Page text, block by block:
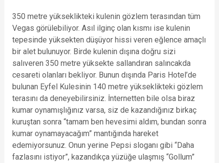
350 metre yükseklikteki kulenin gözlem terasından tüm
Vegas görülebiliyor. Asıl ilginç olan kısmı ise kulenin
tepesinde yüksekten düşüyor hissi veren eğlence amaçlı
bir alet bulunuyor. Birde kulenin dışına doğru sizi
salıveren 350 metre yüksekte sallandıran salıncakda
cesareti olanları bekliyor. Bunun dışında Paris Hotel’de
bulunan Eyfel Kulesinin 140 metre yükseklikteki gözlem
terasını da deneyebilirsiniz. İnternetten bile olsa biraz
kumar oynamışlığınız varsa, siz de kazandığınız birkaç
kuruştan sonra “tamam ben hevesimi aldım, bundan sonra
kumar oynamayacağım” mantığında hareket
edemiyorsunuz. Onun yerine Pepsi sloganı gibi “Daha
fazlasını istiyor”, kazandıkça yüzüğe ulaşmış “Gollum”